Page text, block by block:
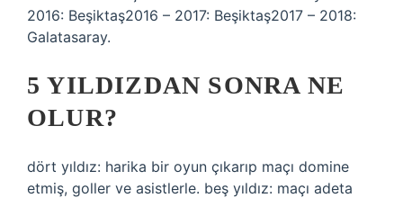
2016: Beşiktaş2016 – 2017: Beşiktaş2017 – 2018:
Galatasaray.
5 YILDIZDAN SONRA NE
OLUR?
dört yıldız: harika bir oyun çıkarıp maçı domine
etmiş, goller ve asistlerle. beş yıldız: maçı adeta